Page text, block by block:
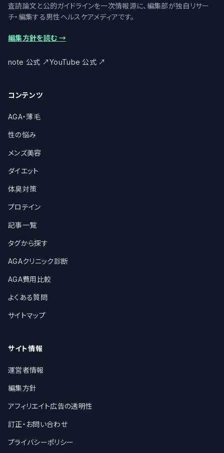
査読論文と公的ガイドラインを一次情報源に、編集部が独自リサー
チ・編集する男性ヘルスケアメディアです。
編集方針を読む →
note 公式 ↗YouTube 公式 ↗
コンテンツ
AGA・薄毛
性の悩み
メンズ美容
ダイエット
体臭対策
プロテイン
記事一覧
タグから探す
AGAクリニック診断
AGA費用比較
よくある質問
サイトマップ
サイト情報
運営者情報
編集方針
アフィリエイト広告の透明性
訂正・お問い合わせ
プライバシーポリシー